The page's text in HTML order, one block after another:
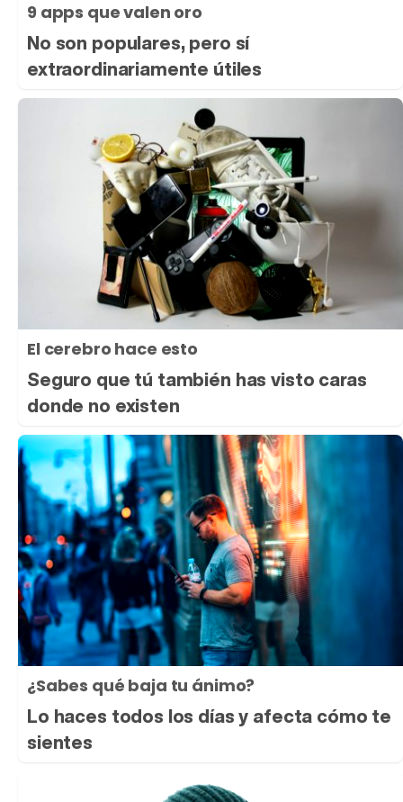
9 apps que valen oro
No son populares, pero sí
extraordinariamente útiles
El cerebro hace esto
Seguro que tú también has visto caras
donde no existen
¿Sabes qué baja tu ánimo?
Lo haces todos los días y afecta cómo te
sientes